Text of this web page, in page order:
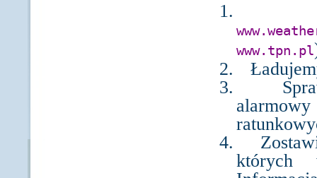
1.
www.tpn.pl
2.
3.
4.
których